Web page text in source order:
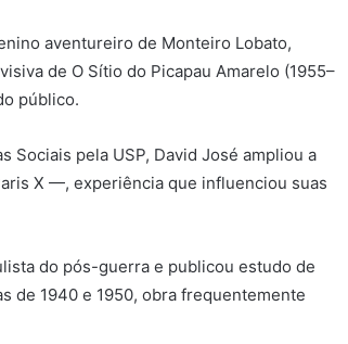
aventureiro de Monteiro Lobato,
de O Sítio do Picapau Amarelo (1955–
público.
Sociais pela USP, David José ampliou a
X —, experiência que influenciou suas
do pós-guerra e publicou estudo de
de 1940 e 1950, obra frequentemente